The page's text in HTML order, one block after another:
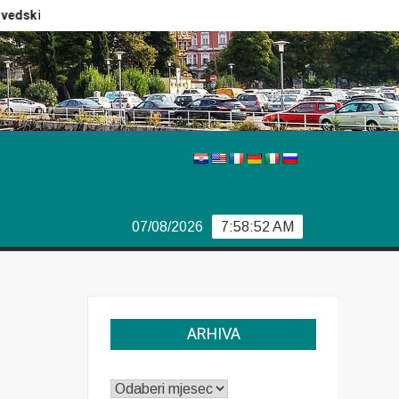
izbori
7:58:53 AM
07/08/2026
ARHIVA
ARHIVA